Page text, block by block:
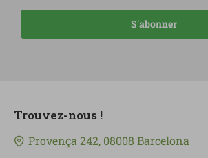
S'abonner
Trouvez-nous !
Provença 242, 08008 Barcelona